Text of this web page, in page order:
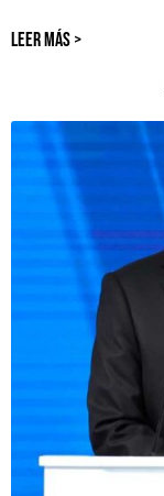
LEER MÁS >